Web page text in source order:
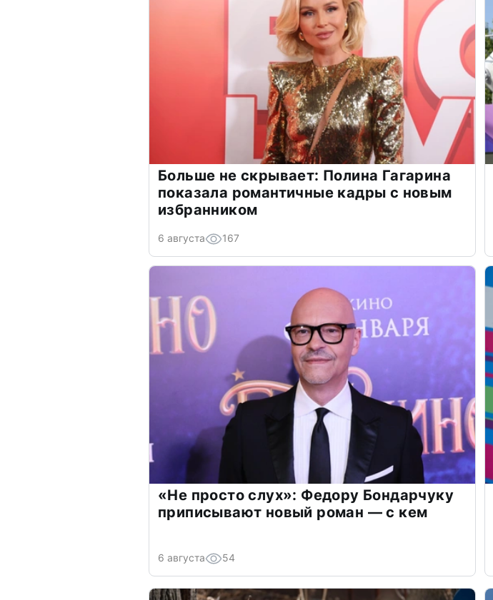
Больше не скрывает: Полина Гагарина
показала романтичные кадры с новым
избранником
6 августа 167
«Не просто слух»: Федору Бондарчуку
приписывают новый роман — с кем
6 августа 54